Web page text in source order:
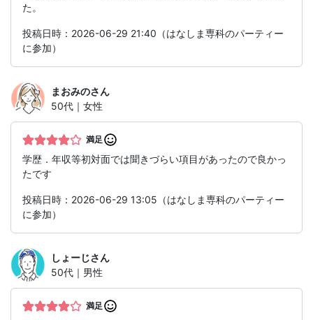
た。
投稿日時：2026-06-29 21:40（はなしま専科のパーティー
に参加）
まおみのさん
50代｜女性
満足
学歴．年収等初対面では聞きづらい項目があったので良かっ
たです
投稿日時：2026-06-29 13:05（はなしま専科のパーティー
に参加）
しょーじさん
50代｜男性
満足